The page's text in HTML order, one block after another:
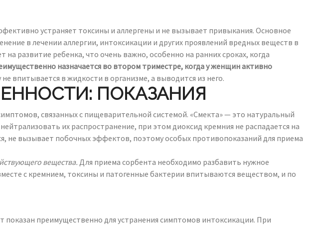
устраняет токсины и аллергены и не вызывает привыкания. Основное
в лечении аллергии, интоксикации и других проявлений вредных веществ в
развитие ребенка, что очень важно, особенно на ранних сроках, когда
назначается во втором триместре, когда у женщин активно
впитывается в жидкости в организме, а выводится из него.
ПОКАЗАНИЯ
связанных с пищеварительной системой. «Смекта» — это натуральный
их распространение, при этом диоксид кремния не распадается на
не вызывает побочных эффектов, поэтому особых противопоказаний для приема
вещества. Для приема сорбента необходимо разбавить нужное
с кремнием, токсины и патогенные бактерии впитываются веществом, и по
преимущественно для устранения симптомов интоксикации. При